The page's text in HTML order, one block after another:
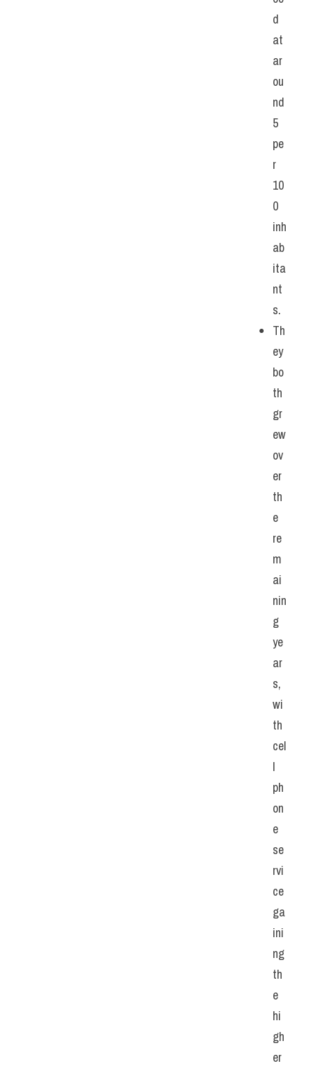
d
at
ar
ou
nd
5
pe
r
10
0
inh
ab
ita
nt
s.
Th
ey
bo
th
gr
ew
ov
er
th
e
re
m
ai
nin
g
ye
ar
s,
wi
th
cel
l
ph
on
e
se
rvi
ce
ga
ini
ng
th
e
hi
gh
er